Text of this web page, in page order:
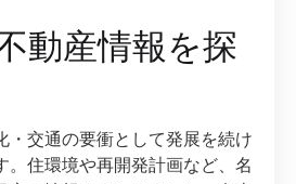
動産情報を探
・交通の要衝として発展を続け
。住環境や再開発計画など、名